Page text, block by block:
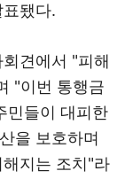
됐다.
견에서 "피해
"이번 통행금
민들이 대피한
을 보호하며
지는 조치"라